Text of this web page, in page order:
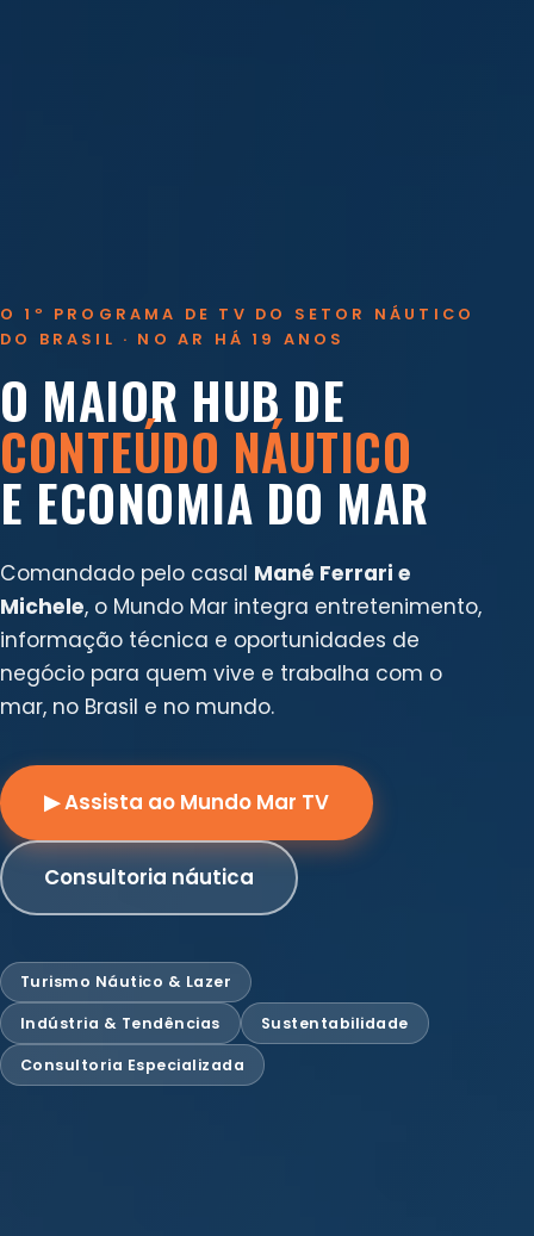
O 1º PROGRAMA DE TV DO SETOR NÁUTICO
DO BRASIL · NO AR HÁ 19 ANOS
O MAIOR HUB DE
CONTEÚDO NÁUTICO
E ECONOMIA DO MAR
Comandado pelo casal Mané Ferrari e
Michele, o Mundo Mar integra entretenimento,
informação técnica e oportunidades de
negócio para quem vive e trabalha com o
mar, no Brasil e no mundo.
▶ Assista ao Mundo Mar TV
Consultoria náutica
Turismo Náutico & Lazer
Indústria & Tendências Sustentabilidade
Consultoria Especializada